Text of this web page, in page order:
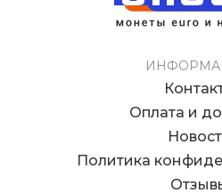
Оплата и
Политика